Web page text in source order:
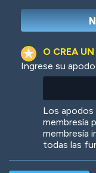
O CREA
Ingrese su
Los apodos
membresía
membresía
todas las